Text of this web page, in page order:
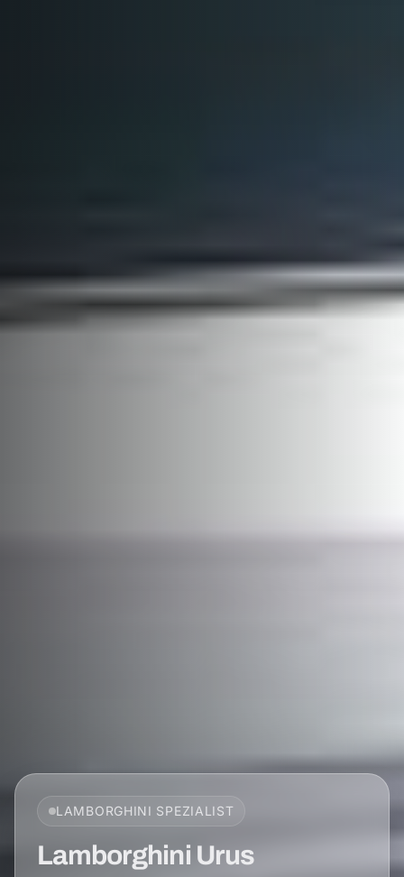
LAMBORGHINI SPEZIALIST
Lamborghini Urus